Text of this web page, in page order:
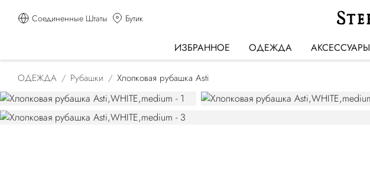
Соединенные Штаты Бутик
ИЗБРАННОЕ ОДЕЖДА АКСЕССУАРЫ
ОДЕЖДА Рубашки Хлопковая рубашка Asti